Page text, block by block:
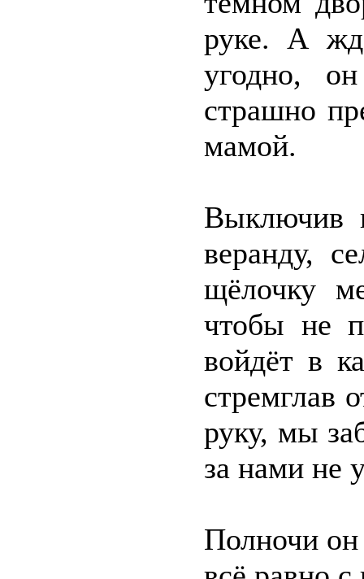
руке. А
угодно,
страшно
мамой.
Выключив
веранду,
щёлочку
чтобы не
войдёт в
стремглав
руку, мы
за нами не
Полночи он